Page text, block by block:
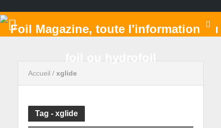
Accueil / xglide
Tag - xglide